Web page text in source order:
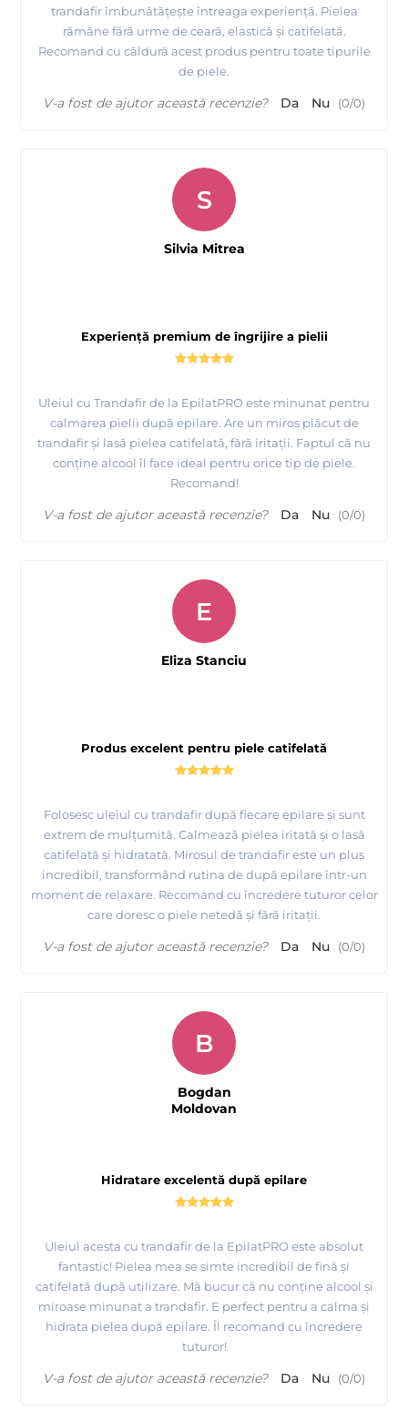
trandafir îmbunătățește întreaga experiență. Pielea
rămâne fără urme de ceară, elastică și catifelată.
Recomand cu căldură acest produs pentru toate tipurile
de piele.
V-a fost de ajutor această recenzie? Da Nu (0/0)
Experiență premium de îngrijire a pielii
Uleiul cu Trandafir de la EpilatPRO este minunat pentru
calmarea pielii după epilare. Are un miros plăcut de
trandafir și lasă pielea catifelată, fără iritații. Faptul că nu
conține alcool îl face ideal pentru orice tip de piele.
Recomand!
S
Silvia Mitrea
V-a fost de ajutor această recenzie? Da Nu (0/0)
Produs excelent pentru piele catifelată
Folosesc uleiul cu trandafir după fiecare epilare și sunt
extrem de mulțumită. Calmează pielea iritată și o lasă
catifelată și hidratată. Mirosul de trandafir este un plus
incredibil, transformând rutina de după epilare într-un
moment de relaxare. Recomand cu încredere tuturor celor
care doresc o piele netedă și fără iritații.
E
Eliza Stanciu
V-a fost de ajutor această recenzie? Da Nu (0/0)
Hidratare excelentă după epilare
Uleiul acesta cu trandafir de la EpilatPRO este absolut
fantastic! Pielea mea se simte incredibil de fină și
catifelată după utilizare. Mă bucur că nu conține alcool și
miroase minunat a trandafir. E perfect pentru a calma și
hidrata pielea după epilare. Îl recomand cu încredere
tuturor!
B
Bogdan
Moldovan
V-a fost de ajutor această recenzie? Da Nu (0/0)